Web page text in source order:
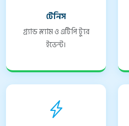
টেনিস
গ্র্যান্ড স্ল্যাম ও এটিপি ট্যুর
ইভেন্ট।